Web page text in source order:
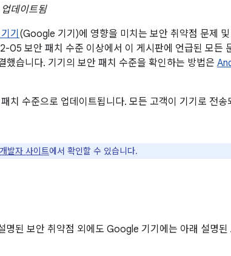
데이트됨
기 (Google 기기)에 영향을 미치는 보안 취약점 문제
05 보안 패치 수준 이상에서 이 게시판에 언급된 모든
습니다. 기기의 보안 패치 수준을 확인하는 방법은
수준으로 업데이트됩니다. 모든 고객이 기기로 전송
발자 사이트에서 확인할 수 있습니다.
된 보안 취약점 외에도 Google 기기에는 아래 설명된